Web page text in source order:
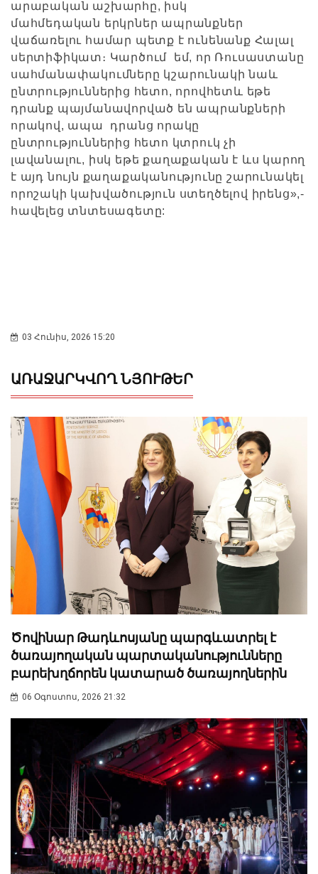
արաբական աշխարհը, իսկ
մահմեդական երկրներ ապրանքներ
վաճառելու համար պետք է ունենանք Հալալ
սերտիֆիկատ։ Կարծում եմ, որ Ռուսաստանը
սահմանափակումները կշարունակի նաև
ընտրություններից հետո, որովհետև եթե
դրանք պայմանավորված են ապրանքների
որակով, ապա դրանց որակը
ընտրություններից հետո կտրուկ չի
լավանալու, իսկ եթե քաղաքական է ևս կարող
է այդ նույն քաղաքականությունը շարունակել
որոշակի կախվածություն ստեղծելով իրենց»,-
հավելեց տնտեսագետը:
03 Հունիս, 2026 15:20
ԱՌԱՋԱՐԿՎՈՂ ՆՅՈՒԹԵՐ
Ծովինար Թադևոսյանը պարգևատրել է
ծառայողական պարտականությունները
բարեխղճորեն կատարած ծառայողներին
06 Օգոստոս, 2026 21:32